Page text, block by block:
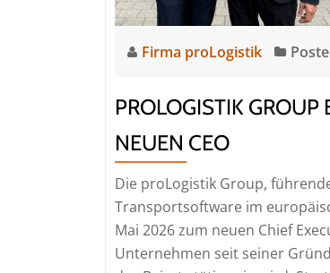
Firma proLogistik
PROLOGISTIK GROUP
NEUEN CEO
Die proLogistik Group,
Transportsoftware im
Mai 2026 zum neuen Chief
Unternehmen seit seiner